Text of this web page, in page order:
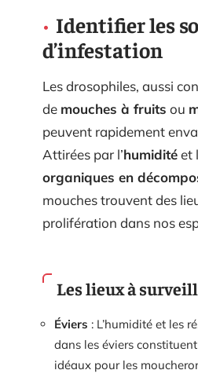
Identifier les
d’infestation
Les drosophiles, aussi
de mouches à fruits ou
peuvent rapidement
Attirées par l’humiditéet
organiques en
mouches trouvent des
prolifération dans nos
Les lieux à
Éviers : L’humidité et les
dans les éviers
idéaux pour les